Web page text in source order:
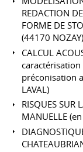
REDACTION
FORME DE
(44170 NOZAY)
CALCUL
préconisation
LAVAL)
RISQUES SUR
MANUELLE